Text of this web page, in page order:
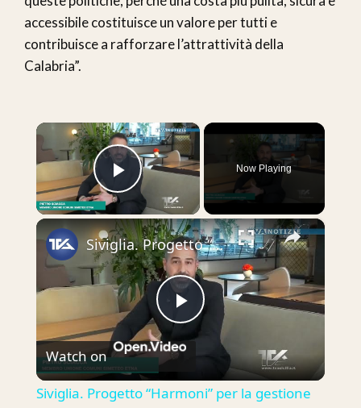
accessibile costituisce un valore per tutti e
contribuisce a rafforzare l’attrattività della
Calabria”.
×
Play Video
Now Playing
×
Play
Video
Siviglia. Progetto “Harmoni” per la gestione dei disastri naturali. Fra gli enti coinvolti l’Unione
Watch on
Siviglia. Progetto “Harmoni” per la gestione